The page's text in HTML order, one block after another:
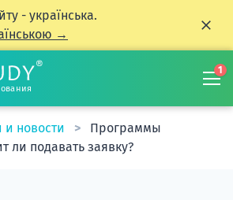
- українська.
→
1
и новости
Программы
ли подавать заявку?